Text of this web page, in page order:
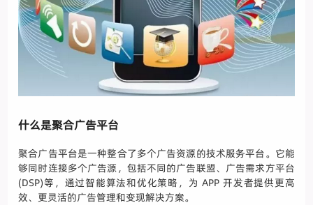
什么是聚合广告平台
聚合广告平台是一种整合了多个广告资源的技术服务平台。它能
够同时连接多个广告源，包括不同的广告联盟、广告需求方平台
(DSP)等，通过智能算法和优化策略，为 APP 开发者提供更高
效、更灵活的广告管理和变现解决方案。